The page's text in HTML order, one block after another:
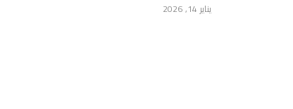
يناير 14, 2026